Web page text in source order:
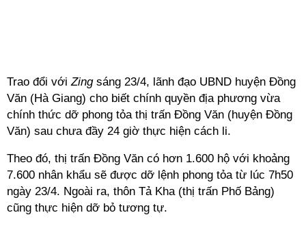
Trao đổi vớiZingsáng 23/4, lãnh đạo UBND huyện Đồng
Văn (Hà Giang) cho biết chính quyền địa phương vừa
chính thức dỡ phong tỏa thị trấn Đồng Văn (huyện Đồng
Văn) sau chưa đầy 24 giờ thực hiện cách li.
Theo đó, thị trấn Đồng Văn có hơn 1.600 hộ với khoảng
7.600 nhân khẩu sẽ được dỡ lệnh phong tỏa từ lúc 7h50
ngày 23/4. Ngoài ra, thôn Tả Kha (thị trấn Phố Bảng)
cũng thực hiện dỡ bỏ tương tự.